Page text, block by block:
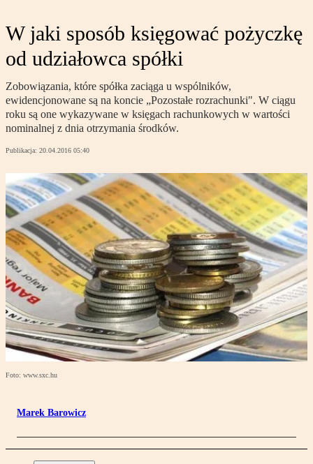
W jaki sposób księgować pożyczkę
od udziałowca spółki
Zobowiązania, które spółka zaciąga u wspólników,
ewidencjonowane są na koncie „Pozostałe rozrachunki". W ciągu
roku są one wykazywane w księgach rachunkowych w wartości
nominalnej z dnia otrzymania środków.
Publikacja: 20.04.2016 05:40
Foto: www.sxc.hu
Marek Barowicz